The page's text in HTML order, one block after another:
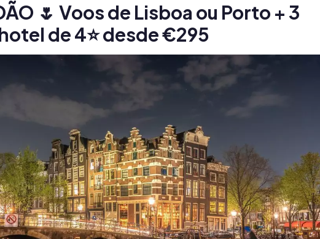
🌷 Voos de Lisboa ou Porto + 3
de 4⭐ desde €295